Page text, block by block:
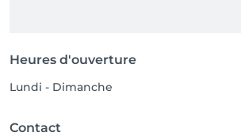
Heures d'ouverture
Lundi - Dimanche
Contact